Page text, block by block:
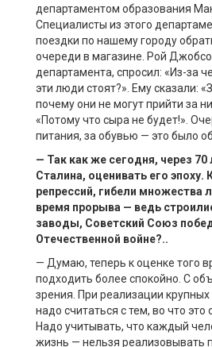
департаментом образования
Специалисты из этого
поездки по нашему городу
очереди в магазине. Рой
департамента, спросил: «Из-за
эти люди стоят?». Ему сказали:
почему они не могут прийти за
«Потому что сыра не будет!».
питания, за обувью — это было
— Так как же сегодня, через 70
Сталина, оценивать его эпоху.
репрессий, гибели множества
время прорыва — ведь
заводы, Советский Союз
Отечественной войне?..
— Думаю, теперь к оценке того
подходить более спокойно. С
зрения. При реализации крупных
надо считаться с тем, во что
Надо учитывать, что каждый
жизнь — нельзя реализовывать